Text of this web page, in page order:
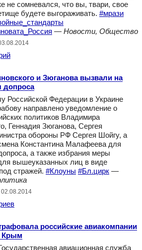
не сомневался, что вы, твари, свое
будете выгораживать. #мрази
— Новости, Общество
и Зюганова вызвали на
допроса
Российской Федерации в Украине
направлено уведомление о
политиков Владимира
Геннадия Зюганова, Сергея
обороны РФ Сергея Шойгу, а
Константина Малафеева для
а также избрания меры
вышеуказанных лиц в виде
стражей. #Клоуны #Бл.цирк —
02.08.2014
российские авиакомпании
Крым
авиационная служба